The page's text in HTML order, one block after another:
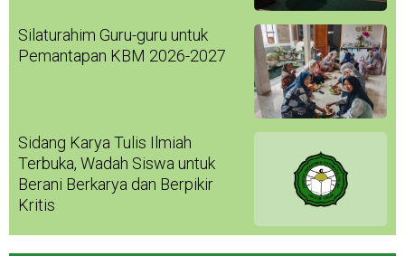
Silaturahim Guru-guru untuk
Pemantapan KBM 2026-2027
Sidang Karya Tulis Ilmiah
Terbuka, Wadah Siswa untuk
Berani Berkarya dan Berpikir
Kritis